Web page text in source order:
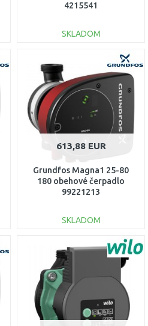
4215541
SKLADOM
Porovnať
613,88 EUR
Grundfos Magna1 25-80
180 obehové čerpadlo
99221213
SKLADOM
DO KOŠÍKA